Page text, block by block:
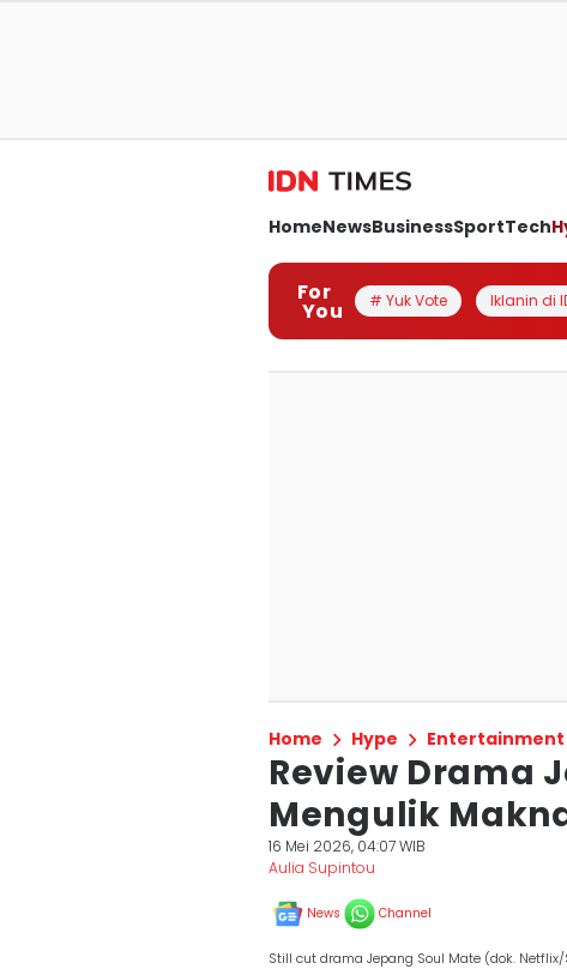
HomeNewsBusinessSportTech
For
You # Yuk Vote Iklanin di
Home Hype Entertainment
Review Drama
Mengulik
16 Mei 2026, 04:07 WIB
Aulia Supintou
News Channel
Still cut drama Jepang Soul Mate (dok.